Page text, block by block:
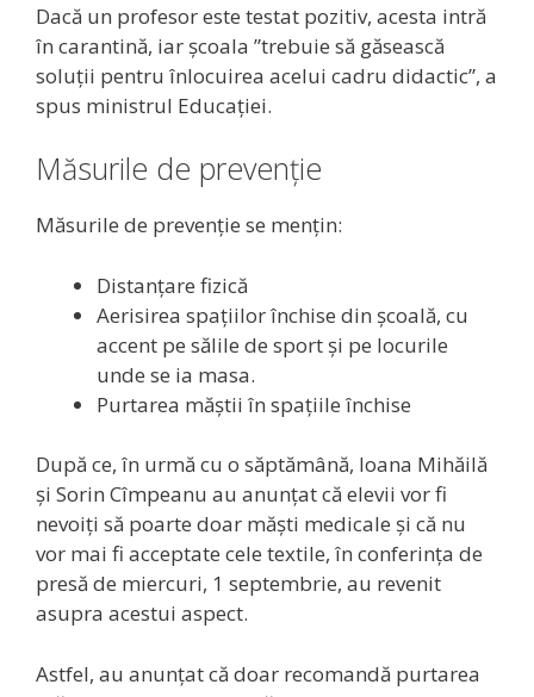
Dacă un profesor este testat pozitiv, acesta intră
în carantină, iar școala ”trebuie să găsească
soluții pentru înlocuirea acelui cadru didactic”, a
spus ministrul Educației.
Măsurile de prevenție
Măsurile de prevenție se mențin:
Distanțare fizică
Aerisirea spațiilor închise din școală, cu
accent pe sălile de sport și pe locurile
unde se ia masa.
Purtarea măștii în spațiile închise
După ce, în urmă cu o săptămână, Ioana Mihăilă
și Sorin Cîmpeanu au anunțat că elevii vor fi
nevoiți să poarte doar măști medicale și că nu
vor mai fi acceptate cele textile, în conferința de
presă de miercuri, 1 septembrie, au revenit
asupra acestui aspect.
Astfel, au anunțat că doar recomandă purtarea